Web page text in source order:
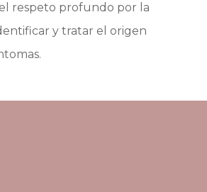
respeto profundo por la
y tratar el origen